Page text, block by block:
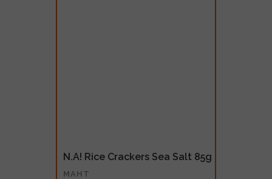
N.A! Rice Crackers Sea Salt 85g
MAHT